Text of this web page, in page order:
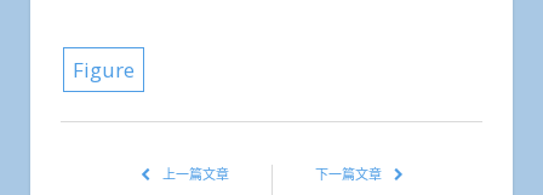
Figure
上一篇文章 下一篇文章